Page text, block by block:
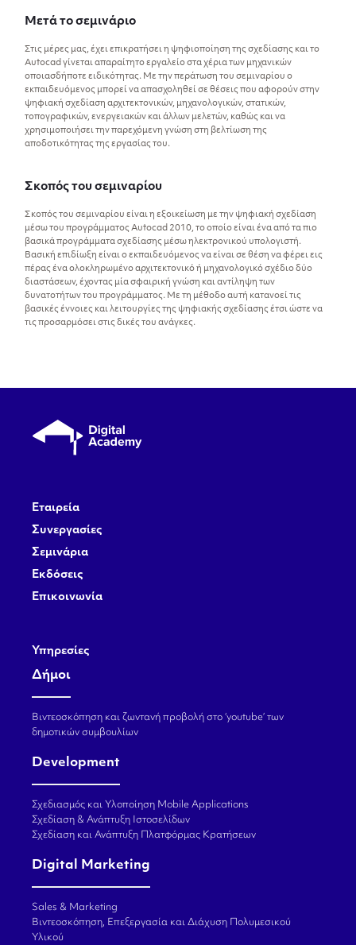
Μετά το σεμινάριο
Στις μέρες μας, έχει επικρατήσει η ψηφιοποίηση της σχεδίασης και το
Autocad γίνεται απαραίτητο εργαλείο στα χέρια των μηχανικών
οποιασδήποτε ειδικότητας. Με την περάτωση του σεμιναρίου ο
εκπαιδευόμενος μπορεί να απασχοληθεί σε θέσεις που αφορούν στην
ψηφιακή σχεδίαση αρχιτεκτονικών, μηχανολογικών, στατικών,
τοπογραφικών, ενεργειακών και άλλων μελετών, καθώς και να
χρησιμοποιήσει την παρεχόμενη γνώση στη βελτίωση της
αποδοτικότητας της εργασίας του.
Σκοπός του σεμιναρίου
Σκοπός του σεμιναρίου είναι η εξοικείωση με την ψηφιακή σχεδίαση
μέσω του προγράμματος Αutocad 2010, το οποίο είναι ένα από τα πιο
βασικά προγράμματα σχεδίασης μέσω ηλεκτρονικού υπολογιστή.
Βασική επιδίωξη είναι ο εκπαιδευόμενος να είναι σε θέση να φέρει εις
πέρας ένα ολοκληρωμένο αρχιτεκτονικό ή μηχανολογικό σχέδιο δύο
διαστάσεων, έχοντας μία σφαιρική γνώση και αντίληψη των
δυνατοτήτων του προγράμματος. Με τη μέθοδο αυτή κατανοεί τις
βασικές έννοιες και λειτουργίες της ψηφιακής σχεδίασης έτσι ώστε να
τις προσαρμόσει στις δικές του ανάγκες.
Εταιρεία
Συνεργασίες
Σεμινάρια
Εκδόσεις
Επικοινωνία
Υπηρεσίες
Δήμοι
Βιντεοσκόπηση και ζωντανή προβολή στο ‘youtube’ των
δημοτικών συμβουλίων
Development
Σχεδιασμός και Υλοποίηση Mobile Applications
Σχεδίαση & Ανάπτυξη Ιστοσελίδων
Σχεδίαση και Ανάπτυξη Πλατφόρμας Κρατήσεων
Digital Marketing
Sales & Marketing
Βιντεοσκόπηση, Επεξεργασία και Διάχυση Πολυμεσικού
Υλικού